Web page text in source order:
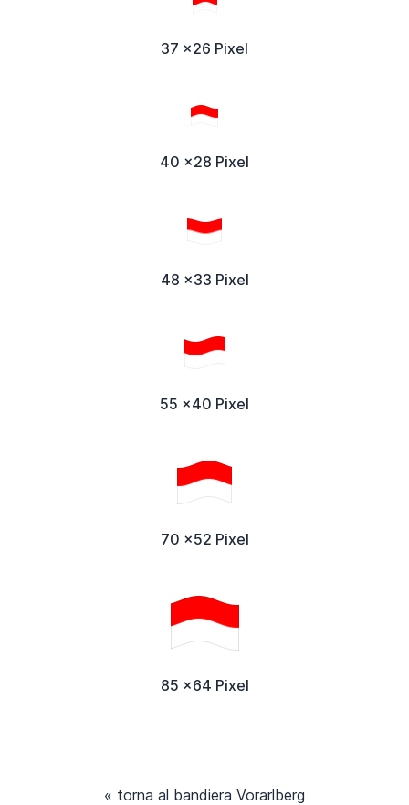
37 x26 Pixel
40 x28 Pixel
48 x33 Pixel
55 x40 Pixel
70 x52 Pixel
85 x64 Pixel
« torna al bandiera Vorarlberg